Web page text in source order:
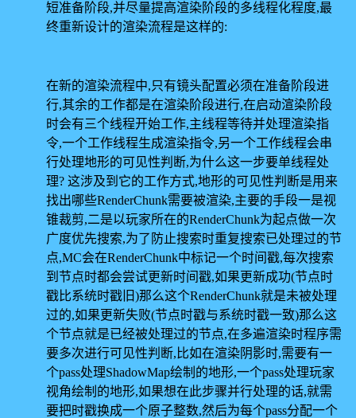
短准备阶段,并尽量提高渲染阶段的多线程化程度,最
终重新设计的渲染流程是这样的:
在新的渲染流程中,只有镜头配置必须在准备阶段进
行,其余的工作都是在渲染阶段进行,在启动渲染阶段
时会有三个线程开始工作,主线程等待并处理渲染指
令,一个工作线程生成渲染指令,另一个工作线程会串
行处理地形的可见性判断,为什么这一步要单线程处
理? 这涉及到它的工作方式,地形的可见性判断是用来
找出哪些RenderChunk需要被渲染,主要的手段一是视
锥裁剪,二是以玩家所在的RenderChunk为起点做一次
广度优先搜索,为了防止搜索时重复搜索已处理过的节
点,MC会在RenderChunk中标记一个时间戳,每次搜索
到节点时都会尝试更新时间戳,如果更新成功(节点时
戳比系统时戳旧)那么这个RenderChunk就是未被处理
过的,如果更新失败(节点时戳与系统时戳一致)那么这
个节点就是已经被处理过的节点,在多遍渲染时程序需
要多次进行可见性判断,比如在渲染阴影时,需要有一
个pass处理ShadowMap绘制的地形,一个pass处理玩家
视角绘制的地形,如果想在此步骤并行处理的话,就需
要把时戳换成一个原子整数,然后为每个pass分配一个